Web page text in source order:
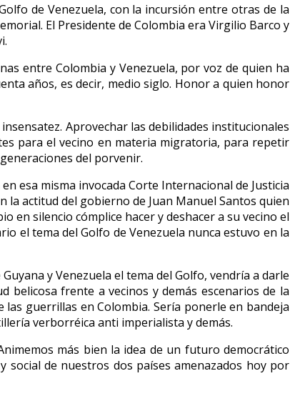
de Venezuela, con la incursión entre otras de la
El Presidente de Colombia era Virgilio Barco y
entre Colombia y Venezuela, por voz de quien ha
años, es decir, medio siglo. Honor a quien honor
Aprovechar las debilidades institucionales
para el vecino en materia migratoria, para repetir
del porvenir.
esa misma invocada Corte Internacional de Justicia
la actitud del gobierno de Juan Manuel Santos quien
en silencio cómplice hacer y deshacer a su vecino el
el tema del Golfo de Venezuela nunca estuvo en la
y Venezuela el tema del Golfo, vendría a darle
frente a vecinos y demás escenarios de la
guerrillas en Colombia. Sería ponerle en bandeja
verborréica anti imperialista y demás.
más bien la idea de un futuro democrático
de nuestros dos países amenazados hoy por